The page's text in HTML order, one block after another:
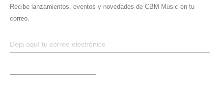
Recibe lanzamientos, eventos y novedades de CBM Music en tu
correo.